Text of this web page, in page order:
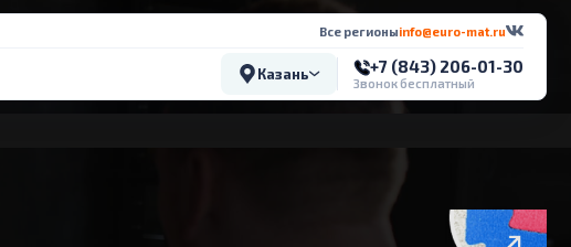
Все регионыinfo@euro-mat.ru
Казань +7 (843) 206-01-30
Звонок бесплатный